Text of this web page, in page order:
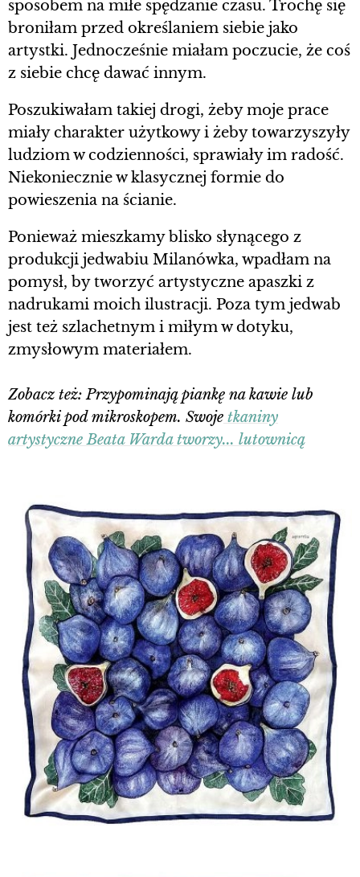
sposobem na miłe spędzanie czasu. Trochę się
broniłam przed określaniem siebie jako
artystki. Jednocześnie miałam poczucie, że coś
z siebie chcę dawać innym.
Poszukiwałam takiej drogi, żeby moje prace
miały charakter użytkowy i żeby towarzyszyły
ludziom w codzienności, sprawiały im radość.
Niekoniecznie w klasycznej formie do
powieszenia na ścianie.
Ponieważ mieszkamy blisko słynącego z
produkcji jedwabiu Milanówka, wpadłam na
pomysł, by tworzyć artystyczne apaszki z
nadrukami moich ilustracji. Poza tym jedwab
jest też szlachetnym i miłym w dotyku,
zmysłowym materiałem.
Zobacz też: Przypominają piankę na kawie lub
komórki pod mikroskopem. Swoje tkaniny
artystyczne Beata Warda tworzy... lutownicą